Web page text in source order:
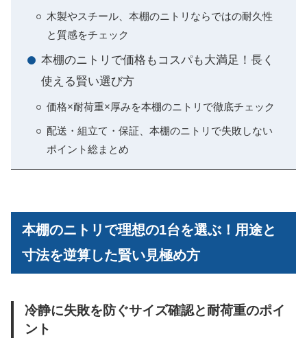
木製やスチール、本棚のニトリならではの耐久性
と質感をチェック
本棚のニトリで価格もコスパも大満足！長く
使える賢い選び方
価格×耐荷重×厚みを本棚のニトリで徹底チェック
配送・組立て・保証、本棚のニトリで失敗しない
ポイント総まとめ
本棚のニトリで理想の1台を選ぶ！用途と
寸法を逆算した賢い見極め方
冷静に失敗を防ぐサイズ確認と耐荷重のポイ
ント